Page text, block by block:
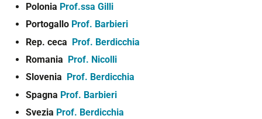
Polonia Prof.ssa Gilli
Portogallo Prof. Barbieri
Rep. ceca Prof. Berdicchia
Romania Prof. Nicolli
Slovenia
Prof. Berdicchia
Spagna Prof. Barbieri
Svezia Prof. Berdicchia